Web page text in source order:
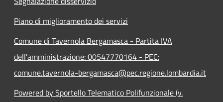
Piano di miglioramento dei servizi
Comune di Tavernola Bergamasca - Partita IVA
dell'amministrazione: 00547770164 - PEC:
comune.tavernola-bergamasca@pec.regione.lombardia.it
Powered by Sportello Telematico Polifunzionale (v.